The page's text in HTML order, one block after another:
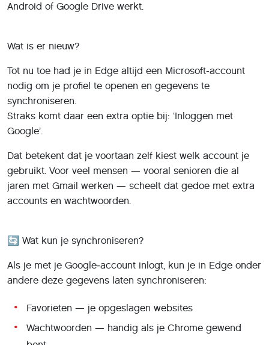
Android of Google Drive werkt.
Wat is er nieuw?
Tot nu toe had je in Edge altijd een Microsoft‑account
nodig om je profiel te openen en gegevens te
synchroniseren.
Straks komt daar een extra optie bij: ‘Inloggen met
Google’.
Dat betekent dat je voortaan zelf kiest welk account je
gebruikt. Voor veel mensen — vooral senioren die al
jaren met Gmail werken — scheelt dat gedoe met extra
accounts en wachtwoorden.
🔄 Wat kun je synchroniseren?
Als je met je Google‑account inlogt, kun je in Edge onder
andere deze gegevens laten synchroniseren:
Favorieten — je opgeslagen websites
Wachtwoorden — handig als je Chrome gewend